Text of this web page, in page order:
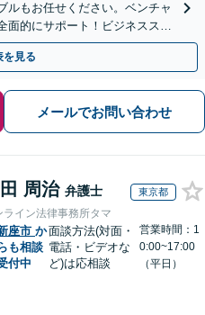
ルもお任せください。ベンチャ
面的にサポート！ビジネススキ
可能】【完全個室】
を見る
メールでお問い合わせ
周治 弁護士 東京都
ライン法律事務所タマ
座市 か
も相談
付中
面談方法(対面・
電話・ビデオな
ど)は応相談
営業時間：1
0:00~17:00
（平日）